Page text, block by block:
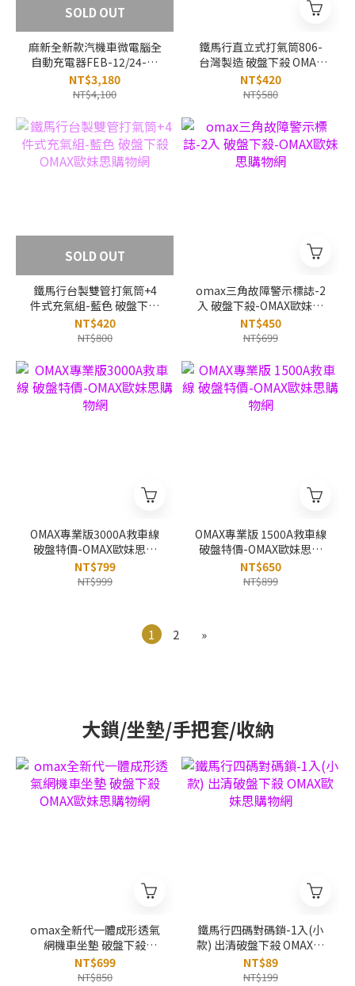
SOLD OUT
麻新全新款汽機車微電腦全
自動充電器FEB-12/24-08
12V/24V+ 高級胎壓表 破盤
下殺
NT$3,180
NT$4,100
鐵馬行直立式打氣筒806-
台灣製造 破盤下殺 OMAX
歐妹思購物網
NT$420
NT$580
SOLD OUT
鐵馬行台製雙管打氣筒+4
件式充氣組-藍色 破盤下殺
OMAX歐妹思購物網
NT$420
NT$800
omax三角故障警示標誌-2
入 破盤下殺-OMAX歐妹思
購物網
NT$450
NT$699
OMAX專業版3000A救車線
破盤特價-OMAX歐妹思購
物網
NT$799
NT$999
OMAX專業版 1500A救車線
破盤特價-OMAX歐妹思購
物網
NT$650
NT$899
1 2 »
大鎖/坐墊/手把套/收納
omax全新代一體成形透氣
網機車坐墊 破盤下殺
OMAX歐妹思購物網
NT$699
NT$850
鐵馬行四碼對碼鎖-1入(小
款) 出清破盤下殺 OMAX歐
妹思購物網
NT$89
NT$199